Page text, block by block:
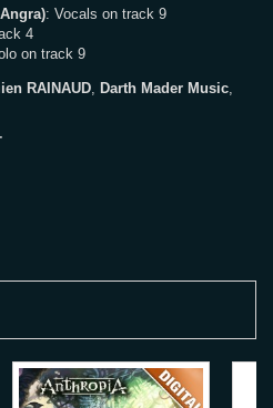
: Vocals on track 9
4
on track 9
RAINAUD, Darth Mader Music,